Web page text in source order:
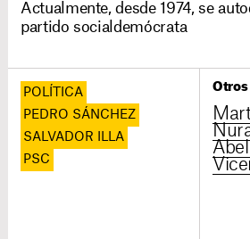
Actualmente, desde 1974, se
partido socialdemócrata
POLÍTICA
PEDRO SÁNCHEZ
SALVADOR ILLA
PSC
Otros